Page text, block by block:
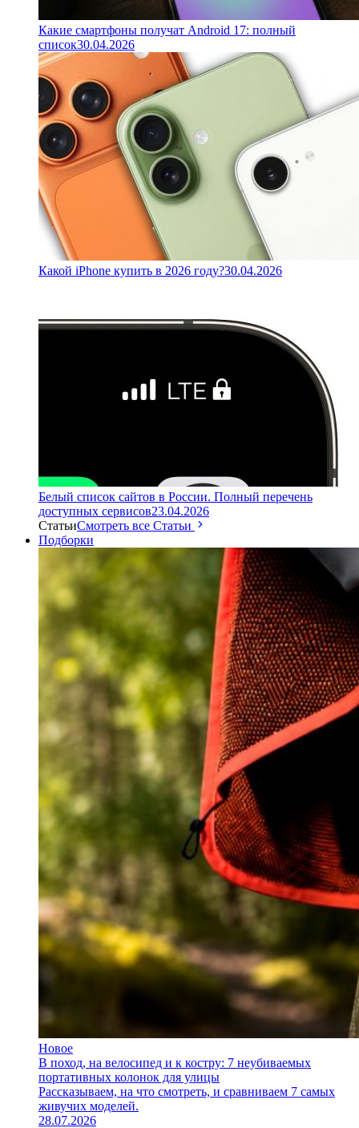
Какие смартфоны получат Android 17: полный
список30.04.2026
Какой iPhone купить в 2026 году?30.04.2026
Белый список сайтов в России. Полный перечень
доступных сервисов23.04.2026
СтатьиСмотреть все Статьи
Подборки
Новое
В поход, на велосипед и к костру: 7 неубиваемых
портативных колонок для улицы
Рассказываем, на что смотреть, и сравниваем 7 самых
живучих моделей.
28.07.2026